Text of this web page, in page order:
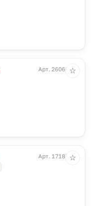
Арт. 26069.40
☆
Арт. 17187.40
☆